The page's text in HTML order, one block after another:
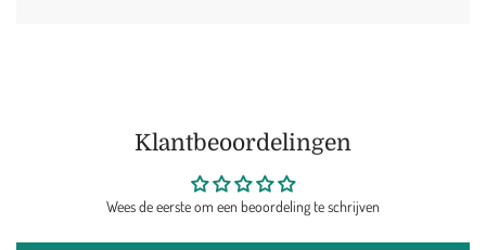
Klantbeoordelingen
Wees de eerste om een beoordeling te schrijven